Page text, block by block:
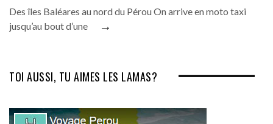
Des îles Baléares au nord du Pérou On arrive en moto taxi
jusqu’au bout d’une
→
TOI AUSSI, TU AIMES LES LAMAS?